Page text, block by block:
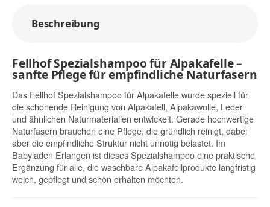
Beschreibung
Fellhof Spezialshampoo für Alpakafelle –
sanfte Pflege für empfindliche Naturfasern
Das Fellhof Spezialshampoo für Alpakafelle wurde speziell für
die schonende Reinigung von Alpakafell, Alpakawolle, Leder
und ähnlichen Naturmaterialien entwickelt. Gerade hochwertige
Naturfasern brauchen eine Pflege, die gründlich reinigt, dabei
aber die empfindliche Struktur nicht unnötig belastet. Im
Babyladen Erlangen ist dieses Spezialshampoo eine praktische
Ergänzung für alle, die waschbare Alpakafellprodukte langfristig
weich, gepflegt und schön erhalten möchten.